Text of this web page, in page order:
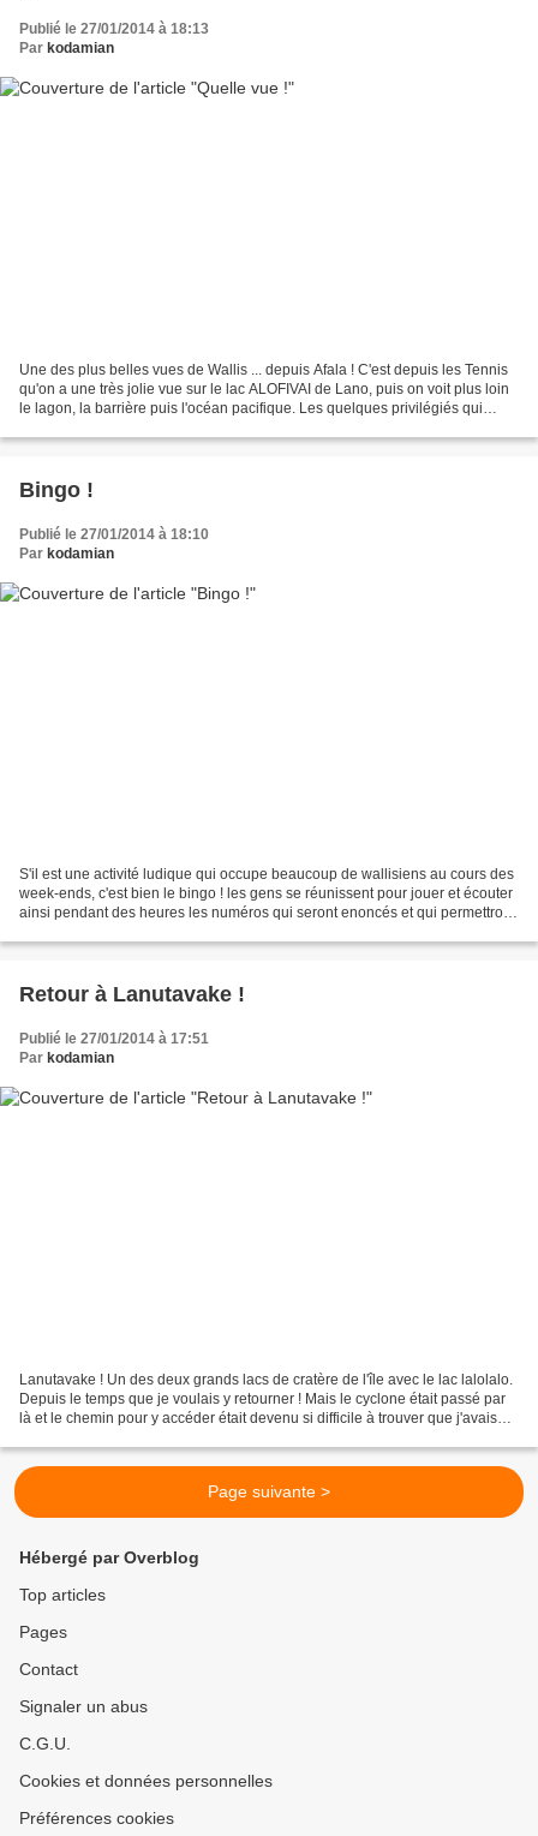
Publié le 27/01/2014 à 18:13
Par kodamian
Une des plus belles vues de Wallis ... depuis Afala ! C'est depuis les Tennis
qu'on a une très jolie vue sur le lac ALOFIVAI de Lano, puis on voit plus loin
le lagon, la barrière puis l'océan pacifique. Les quelques privilégiés qui
Bingo !
Publié le 27/01/2014 à 18:10
Par kodamian
S'il est une activité ludique qui occupe beaucoup de wallisiens au cours des
week-ends, c'est bien le bingo ! les gens se réunissent pour jouer et écouter
ainsi pendant des heures les numéros qui seront enoncés et qui permettront
Retour à Lanutavake !
Publié le 27/01/2014 à 17:51
Par kodamian
Lanutavake ! Un des deux grands lacs de cratère de l'île avec le lac lalolalo.
Depuis le temps que je voulais y retourner ! Mais le cyclone était passé par
là et le chemin pour y accéder était devenu si difficile à trouver que j'avais
Page suivante >
Hébergé par Overblog
Top articles
Pages
Contact
Signaler un abus
C.G.U.
Cookies et données personnelles
Préférences cookies